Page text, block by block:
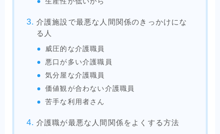
介護施設で最悪な人間関係のきっかけにな
る人
威圧的な介護職員
悪口が多い介護職員
気分屋な介護職員
価値観が合わない介護職員
苦手な利用者さん
介護職が最悪な人間関係をよくする方法